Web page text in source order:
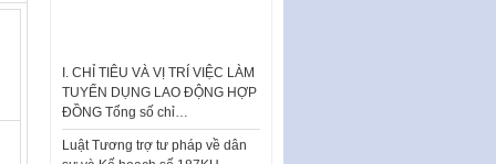
TUYỂN DỤNG LAO ĐỘNG HỢP
ĐỒNG Tổng số chỉ…
Luật Tương trợ tư pháp về dân
sự và Kế hoạch số 187KH-
UBND ngày 0752026 của